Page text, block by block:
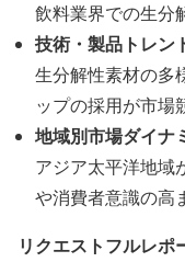
飲料業界での生分
技術・製品トレン
生分解性素材の多
ップの採用が市場
地域別市場ダイナ
アジア太平洋地域
や消費者意識の高
リクエストフルレポ